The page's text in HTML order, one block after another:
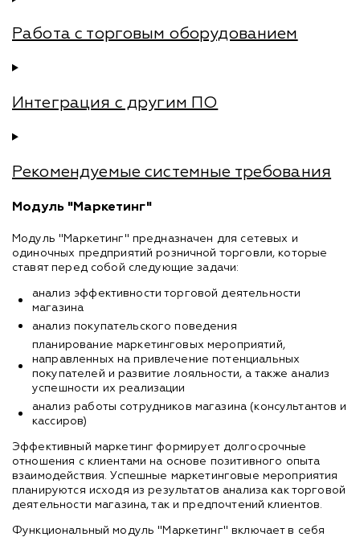
Работа с торговым оборудованием
Интеграция с другим ПО
Рекомендуемые системные требования
Модуль "Маркетинг"
Модуль "Маркетинг" предназначен для сетевых и
одиночных предприятий розничной торговли, которые
ставят перед собой следующие задачи:
анализ эффективности торговой деятельности
магазина
анализ покупательского поведения
планирование маркетинговых мероприятий,
направленных на привлечение потенциальных
покупателей и развитие лояльности, а также анализ
успешности их реализации
анализ работы сотрудников магазина (консультантов и
кассиров)
Эффективный маркетинг формирует долгосрочные
отношения с клиентами на основе позитивного опыта
взаимодействия. Успешные маркетинговые мероприятия
планируются исходя из результатов анализа как торговой
деятельности магазина, так и предпочтений клиентов.
Функциональный модуль "Маркетинг" включает в себя